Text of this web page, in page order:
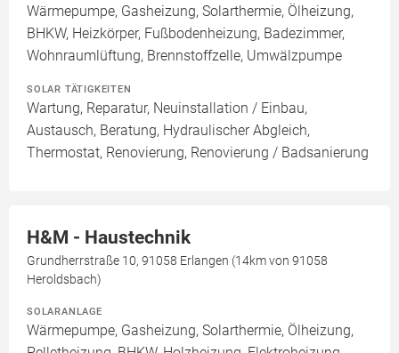
Wärmepumpe, Gasheizung, Solarthermie, Ölheizung,
BHKW, Heizkörper, Fußbodenheizung, Badezimmer,
Wohnraumlüftung, Brennstoffzelle, Umwälzpumpe
SOLAR TÄTIGKEITEN
Wartung, Reparatur, Neuinstallation / Einbau,
Austausch, Beratung, Hydraulischer Abgleich,
Thermostat, Renovierung, Renovierung / Badsanierung
H&M - Haustechnik
Grundherrstraße 10, 91058 Erlangen (14km von 91058
Heroldsbach)
SOLARANLAGE
Wärmepumpe, Gasheizung, Solarthermie, Ölheizung,